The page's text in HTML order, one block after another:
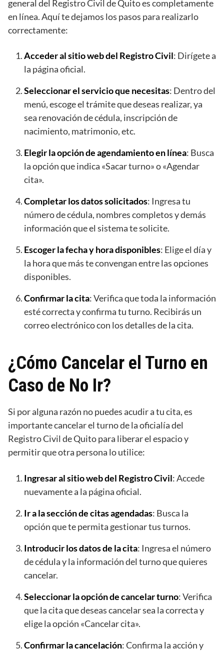
general del Registro Civil de Quito es completamente
en línea. Aquí te dejamos los pasos para realizarlo
correctamente:
Acceder al sitio web del Registro Civil: Dirígete a
la página oficial.
Seleccionar el servicio que necesitas: Dentro del
menú, escoge el trámite que deseas realizar, ya
sea renovación de cédula, inscripción de
nacimiento, matrimonio, etc.
Elegir la opción de agendamiento en línea: Busca
la opción que indica «Sacar turno» o «Agendar
cita».
Completar los datos solicitados: Ingresa tu
número de cédula, nombres completos y demás
información que el sistema te solicite.
Escoger la fecha y hora disponibles: Elige el día y
la hora que más te convengan entre las opciones
disponibles.
Confirmar la cita: Verifica que toda la información
esté correcta y confirma tu turno. Recibirás un
correo electrónico con los detalles de la cita.
¿Cómo Cancelar el Turno en
Caso de No Ir?
Si por alguna razón no puedes acudir a tu cita, es
importante cancelar el turno de la oficialía del
Registro Civil de Quito para liberar el espacio y
permitir que otra persona lo utilice:
Ingresar al sitio web del Registro Civil: Accede
nuevamente a la página oficial.
Ir a la sección de citas agendadas: Busca la
opción que te permita gestionar tus turnos.
Introducir los datos de la cita: Ingresa el número
de cédula y la información del turno que quieres
cancelar.
Seleccionar la opción de cancelar turno: Verifica
que la cita que deseas cancelar sea la correcta y
elige la opción «Cancelar cita».
Confirmar la cancelación: Confirma la acción y